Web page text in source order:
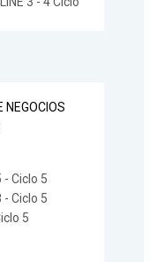
NEGOCIOS
- Ciclo 5
- Ciclo 5
5